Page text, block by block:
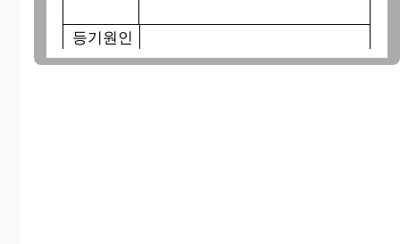
등기원인
과 그 연월 년 월 일